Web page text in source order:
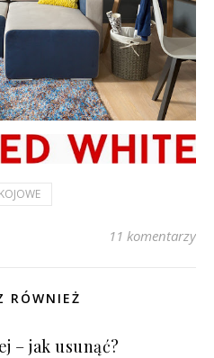
11 komentarzy
RÓWNIEŻ
– jak usunąć?